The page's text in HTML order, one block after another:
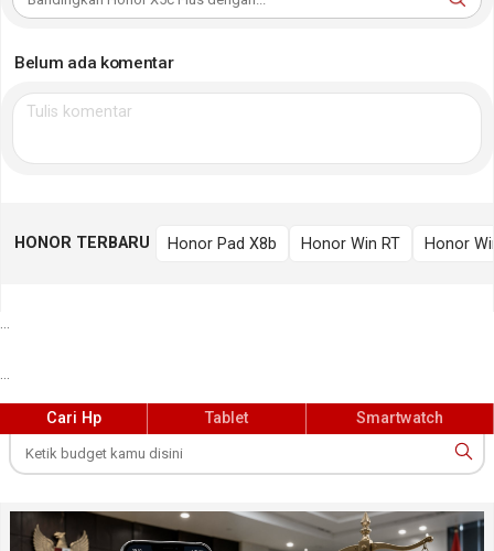
Belum ada komentar
HONOR TERBARU Honor Pad X8b Honor Win RT Honor
Cari Hp Tablet Smartwatch